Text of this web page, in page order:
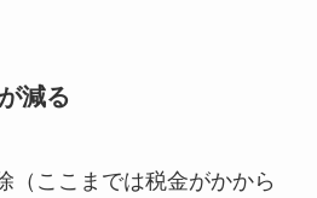
減る
（ここまでは税金がかから